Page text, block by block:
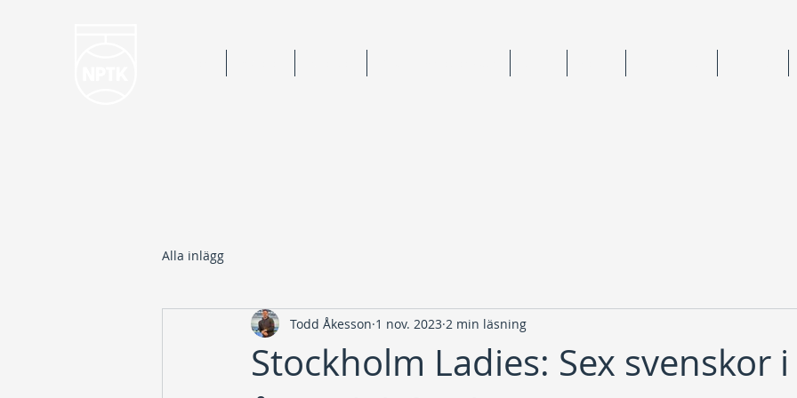
Alla inlägg
Stockholm Ladies: Sex svenskor i
Todd Åkesson 1 nov. 2023 2 min läsning